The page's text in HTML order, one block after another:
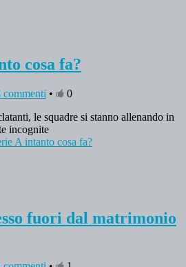
cosa fa?
commenti •
0
le squadre si stanno allenando in
incognite
A intanto cosa fa?
fuori dal matrimonio